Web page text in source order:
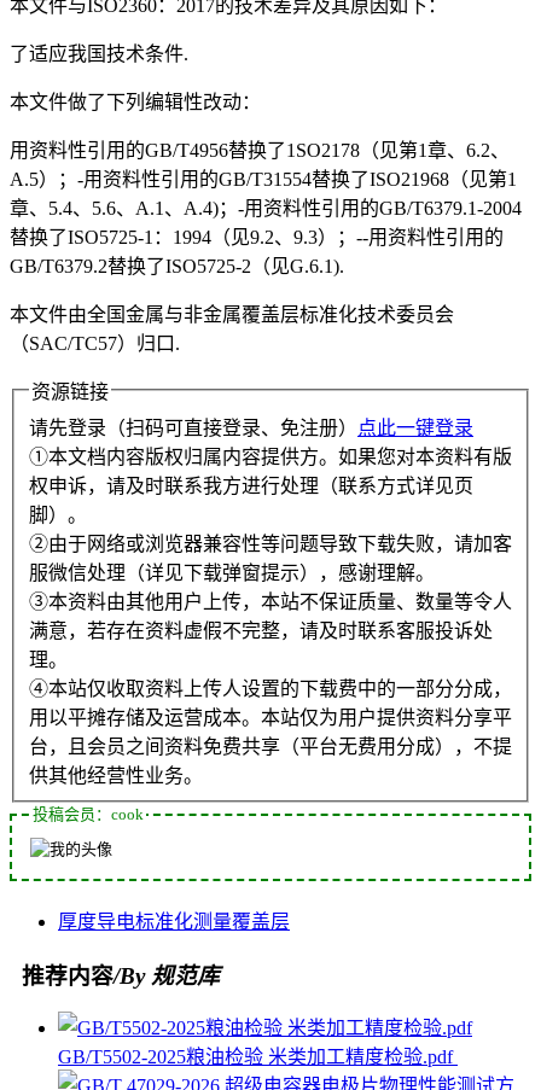
本文件与ISO2360：2017的技术差异及其原因如下：
了适应我国技术条件.
本文件做了下列编辑性改动：
用资料性引用的GB/T4956替换了1SO2178（见第1章、6.2、
A.5）；-用资料性引用的GB/T31554替换了ISO21968（见第1
章、5.4、5.6、A.1、A.4)；-用资料性引用的GB/T6379.1-2004
替换了ISO5725-1：1994（见9.2、9.3）；--用资料性引用的
GB/T6379.2替换了ISO5725-2（见G.6.1).
本文件由全国金属与非金属覆盖层标准化技术委员会
（SAC/TC57）归口.
资源链接
请先登录（扫码可直接登录、免注册）
点此一键登录
①本文档内容版权归属内容提供方。如果您对本资料有版
权申诉，请及时联系我方进行处理（联系方式详见页
脚）。
②由于网络或浏览器兼容性等问题导致下载失败，请加客
服微信处理（详见下载弹窗提示），感谢理解。
③本资料由其他用户上传，本站不保证质量、数量等令人
满意，若存在资料虚假不完整，请及时联系客服投诉处
理。
④本站仅收取资料上传人设置的下载费中的一部分分成，
用以平摊存储及运营成本。本站仅为用户提供资料分享平
台，且会员之间资料免费共享（平台无费用分成），不提
供其他经营性业务。
投稿会员：cook
厚度导电标准化测量覆盖层
推荐内容/By 规范库
GB/T5502-2025粮油检验 米类加工精度检验.pdf